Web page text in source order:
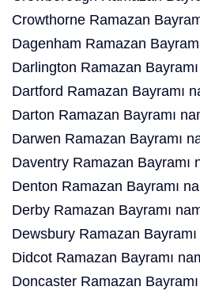
Crowthorne Ramazan
Dagenham Ramazan
Darlington Ramazan
Dartford Ramazan Bayramı
Darton Ramazan Bayramı
Darwen Ramazan Bayramı
Daventry Ramazan Bayramı
Denton Ramazan Bayramı
Derby Ramazan Bayramı
Dewsbury Ramazan
Didcot Ramazan Bayramı
Doncaster Ramazan